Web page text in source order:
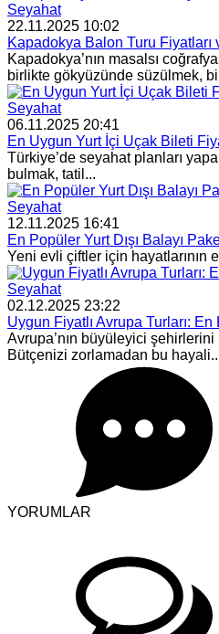
Seyahat
22.11.2025 10:02
Kapadokya Balon Turu
Kapadokya’nın masalsı
birlikte gökyüzünde süzülmek,
Seyahat
06.11.2025 20:41
En Uygun Yurt İçi Uçak Bileti
Türkiye’de seyahat planları
bulmak, tatil...
Seyahat
12.11.2025 16:41
En Popüler Yurt Dışı Balayı
Yeni evli çiftler için hayatlarının
Seyahat
02.12.2025 23:22
Uygun Fiyatlı Avrupa Turları:
Avrupa’nın büyüleyici
Bütçenizi zorlamadan bu
YORUMLAR